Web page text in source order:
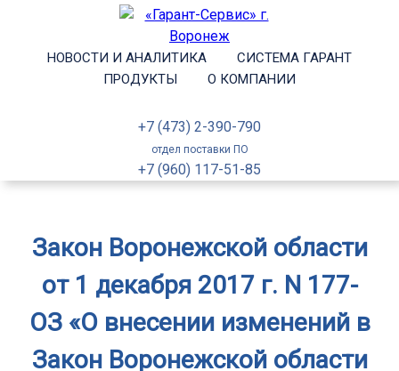
НОВОСТИ И АНАЛИТИКА
СИСТЕМА ГАРАНТ
ПРОДУКТЫ
О КОМПАНИИ
+7 (473) 2-390-790
отдел поставки ПО
+7 (960) 117-51-85
Закон Воронежской области
от 1 декабря 2017 г. N 177-
ОЗ «О внесении изменений в
Закон Воронежской области